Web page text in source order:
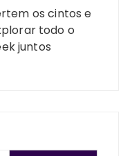
os cintos e
todo o
juntos